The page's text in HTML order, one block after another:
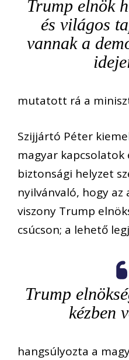
Trump elnök
és világos
vannak a
mutatott rá a
Szijjártó Péter
magyar kapcsolatok
biztonsági helyzet
nyilvánvaló, hogy
viszony Trump
csúcson; a lehető
Trump
kézben
hangsúlyozta a